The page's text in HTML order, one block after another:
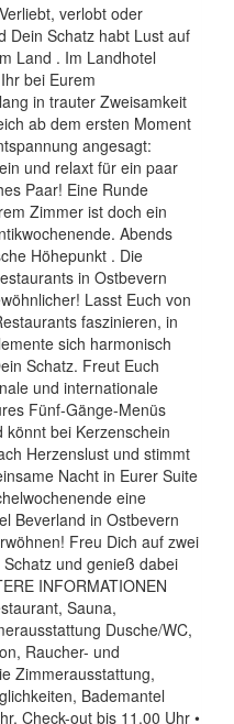
verlobt oder
Dein Schatz habt Lust auf
Land . Im Landhotel
bei Eurem
in trauter Zweisamkeit
ab dem ersten Moment
angesagt:
und relaxt für ein paar
Paar! Eine Runde
Zimmer ist doch ein
Abends
Höhepunkt . Die
in Ostbevern
Lasst Euch von
faszinieren, in
sich harmonisch
Schatz. Freut Euch
und internationale
Fünf-Gänge-Menüs
bei Kerzenschein
Herzenslust und stimmt
Nacht in Eurer Suite
eine
Beverland in Ostbevern
Freu Dich auf zwei
und genieß dabei
INFORMATIONEN
Sauna,
Dusche/WC,
Raucher- und
Zimmerausstattung,
Bademantel
Check-out bis 11.00 Uhr •